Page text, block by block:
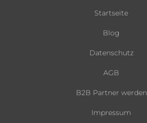
Startseite
Blog
Datenschutz
AGB
B2B Partner werden
Impressum